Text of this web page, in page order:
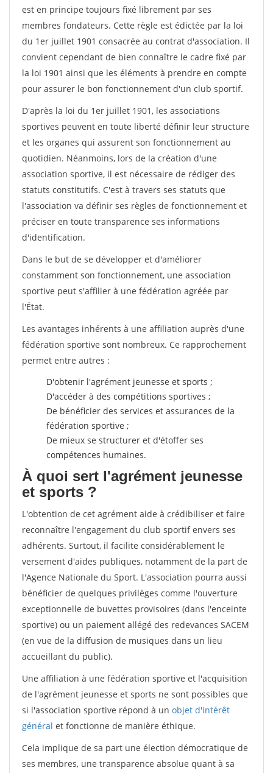
est en principe toujours fixé librement par ses
membres fondateurs. Cette règle est édictée par la loi
du 1er juillet 1901 consacrée au contrat d'association. Il
convient cependant de bien connaître le cadre fixé par
la loi 1901 ainsi que les éléments à prendre en compte
pour assurer le bon fonctionnement d'un club sportif.
D'après la loi du 1er juillet 1901, les associations
sportives peuvent en toute liberté définir leur structure
et les organes qui assurent son fonctionnement au
quotidien. Néanmoins, lors de la création d'une
association sportive, il est nécessaire de rédiger des
statuts constitutifs. C'est à travers ses statuts que
l'association va définir ses règles de fonctionnement et
préciser en toute transparence ses informations
d'identification.
Dans le but de se développer et d'améliorer
constamment son fonctionnement, une association
sportive peut s'affilier à une fédération agréée par
l'État.
Les avantages inhérents à une affiliation auprès d'une
fédération sportive sont nombreux. Ce rapprochement
permet entre autres :
D'obtenir l'agrément jeunesse et sports ;
D'accéder à des compétitions sportives ;
De bénéficier des services et assurances de la
fédération sportive ;
De mieux se structurer et d'étoffer ses
compétences humaines.
À quoi sert l'agrément jeunesse
et sports ?
L'obtention de cet agrément aide à crédibiliser et faire
reconnaître l'engagement du club sportif envers ses
adhérents. Surtout, il facilite considérablement le
versement d'aides publiques, notamment de la part de
l'Agence Nationale du Sport. L'association pourra aussi
bénéficier de quelques privilèges comme l'ouverture
exceptionnelle de buvettes provisoires (dans l'enceinte
sportive) ou un paiement allégé des redevances SACEM
(en vue de la diffusion de musiques dans un lieu
accueillant du public).
Une affiliation à une fédération sportive et l'acquisition
de l'agrément jeunesse et sports ne sont possibles que
si l'association sportive répond à un objet d'intérêt
général et fonctionne de manière éthique.
Cela implique de sa part une élection démocratique de
ses membres, une transparence absolue quant à sa